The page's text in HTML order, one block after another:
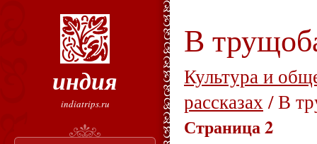
индия
indiatrips.ru
В
Культура и
рассказах/ В
Страница 2